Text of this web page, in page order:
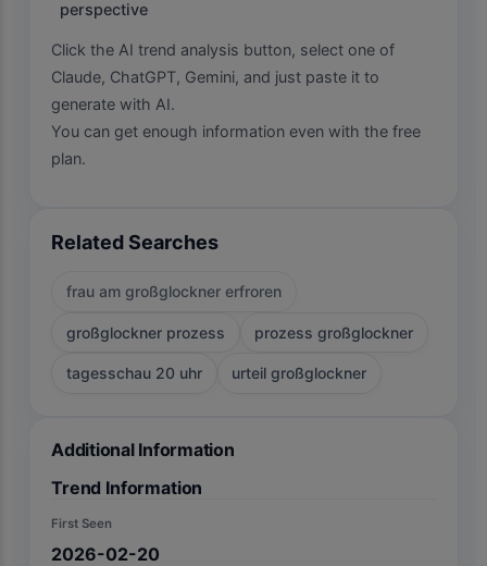
perspective
Click the AI trend analysis button, select one of
Claude, ChatGPT, Gemini, and just paste it to
generate with AI.
You can get enough information even with the free
plan.
Related Searches
frau am großglockner erfroren
großglockner prozess prozess großglockner
tagesschau 20 uhr urteil großglockner
Additional Information
Trend Information
First Seen
2026-02-20